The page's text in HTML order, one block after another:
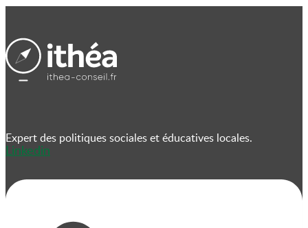
Expert des politiques sociales et éducatives locales.
Linkedin